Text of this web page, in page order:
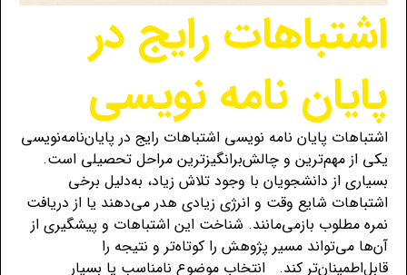
اشتباهات رایج در
پایان نامه نویسی
اشتباهات پایان نامه نویسی اشتباهات رایج در پایان‌نامه‌نویسی
یکی از مهم‌ترین و چالش‌برانگیزترین مراحل تحصیلی است.
بسیاری از دانشجویان با وجود تلاش زیاد، به‌دلیل برخی
اشتباهات شایع وقت و انرژی زیادی هدر می‌دهند یا از دریافت
نمره مطلوب بازمی‌مانند. شناخت این اشتباهات و پیشگیری از
آن‌ها می‌تواند مسیر پژوهش را کوتاه‌تر و نتیجه را
قابل‌اطمینان‌تر کند. انتخاب موضوع نامناسب یا بسیار